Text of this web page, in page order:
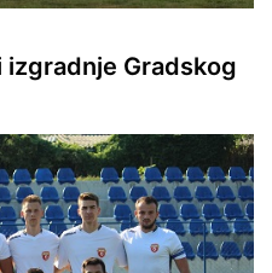
izgradnje Gradskog